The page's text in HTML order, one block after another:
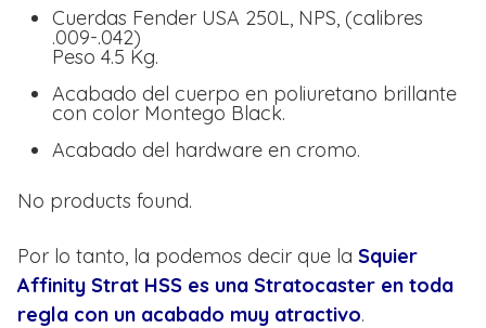
Cuerdas Fender USA 250L, NPS, (calibres
.009-.042)
Peso 4.5 Kg.
Acabado del cuerpo en poliuretano brillante
con color Montego Black.
Acabado del hardware en cromo.
No products found.
Por lo tanto, la podemos decir que la Squier
Affinity Strat HSS es una Stratocaster en toda
regla con un acabado muy atractivo.